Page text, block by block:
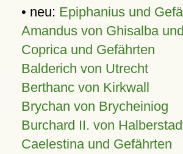
• neu: Epiphanius und
Amandus von Ghisalba
Coprica und Gefährten
Balderich von Utrecht
Berthanc von Kirkwall
Brychan von Brycheiniog
Burchard II. von
Caelestina und Gefährten